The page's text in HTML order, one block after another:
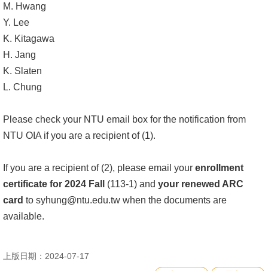
English
M. Hwang
Y. Lee
K. Kitagawa
H. Jang
K. Slaten
L. Chung
Please check your NTU email box for the notification from
NTU OIA if you are a recipient of (1).
If you are a recipient of (2), please email your enrollment
certificate for 2024 Fall (113-1) and your renewed ARC
card to syhung@ntu.edu.tw when the documents are
available.
上版日期：2024-07-17